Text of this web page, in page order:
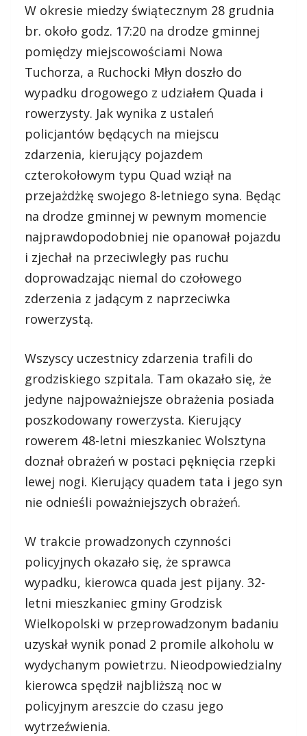
W okresie miedzy świątecznym 28 grudnia
br. około godz. 17:20 na drodze gminnej
pomiędzy miejscowościami Nowa
Tuchorza, a Ruchocki Młyn doszło do
wypadku drogowego z udziałem Quada i
rowerzysty. Jak wynika z ustaleń
policjantów będących na miejscu
zdarzenia, kierujący pojazdem
czterokołowym typu Quad wziął na
przejażdżkę swojego 8-letniego syna. Będąc
na drodze gminnej w pewnym momencie
najprawdopodobniej nie opanował pojazdu
i zjechał na przeciwległy pas ruchu
doprowadzając niemal do czołowego
zderzenia z jadącym z naprzeciwka
rowerzystą.
Wszyscy uczestnicy zdarzenia trafili do
grodziskiego szpitala. Tam okazało się, że
jedyne najpoważniejsze obrażenia posiada
poszkodowany rowerzysta. Kierujący
rowerem 48-letni mieszkaniec Wolsztyna
doznał obrażeń w postaci pęknięcia rzepki
lewej nogi. Kierujący quadem tata i jego syn
nie odnieśli poważniejszych obrażeń.
W trakcie prowadzonych czynności
policyjnych okazało się, że sprawca
wypadku, kierowca quada jest pijany. 32-
letni mieszkaniec gminy Grodzisk
Wielkopolski w przeprowadzonym badaniu
uzyskał wynik ponad 2 promile alkoholu w
wydychanym powietrzu. Nieodpowiedzialny
kierowca spędził najbliższą noc w
policyjnym areszcie do czasu jego
wytrzeźwienia.